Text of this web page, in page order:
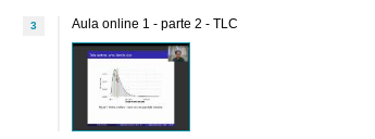
3 Aula online 1 - parte 2 - TLC